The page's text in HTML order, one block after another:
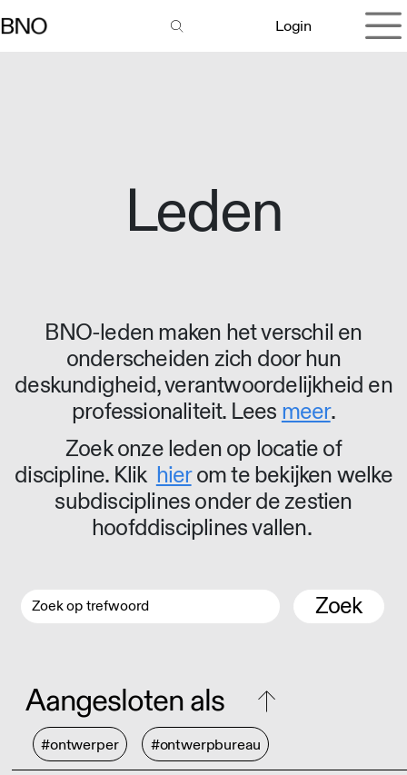
Login
Leden
BNO-leden maken het verschil en
onderscheiden zich door hun
deskundigheid, verantwoordelijkheid en
professionaliteit. Lees meer.
Zoek onze leden op locatie of
discipline. Klik hierom te bekijken welke
subdisciplines onder de zestien
hoofddisciplines vallen.
Zoek
Aangesloten als
#ontwerper #ontwerpbureau